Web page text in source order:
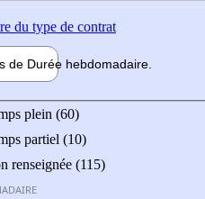
du type de contrat
de Durée hebdomadaire
plein (60)
partiel (10)
renseignée (115)